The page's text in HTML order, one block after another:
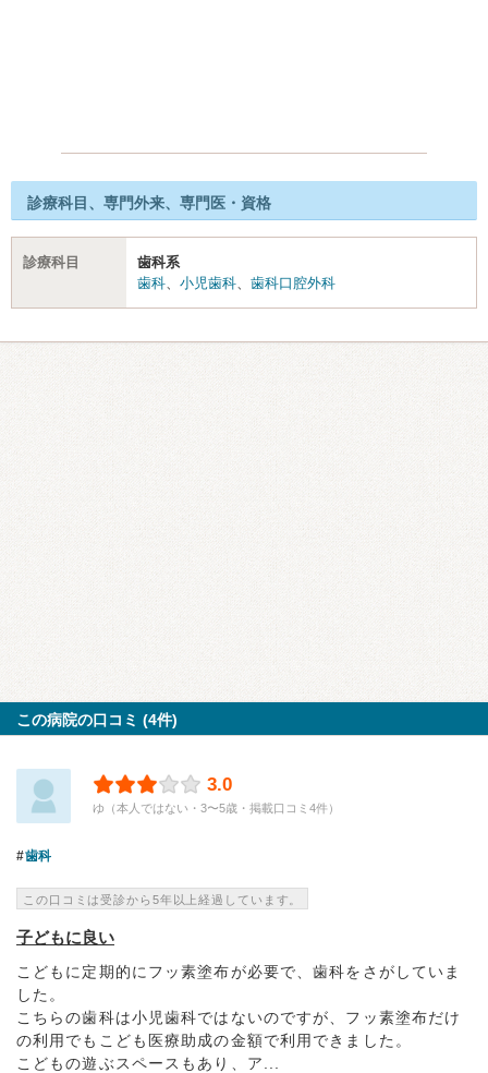
診療科目、専門外来、専門医・資格
診療科目
歯科系
歯科、 小児歯科、 歯科口腔外科
この病院の口コミ (4件)
3.0
ゆ（本人ではない・3〜5歳・掲載口コミ4件）
歯科
この口コミは受診から5年以上経過しています。
子どもに良い
こどもに定期的にフッ素塗布が必要で、歯科をさがしていま
した。
こちらの歯科は小児歯科ではないのですが、フッ素塗布だけ
の利用でもこども医療助成の金額で利用できました。
こどもの遊ぶスペースもあり、ア...